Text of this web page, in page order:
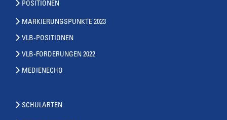
POSITIONEN
MARKIERUNGSPUNKTE 2023
VLB-POSITIONEN
VLB-FORDERUNGEN 2022
MEDIENECHO
SCHULARTEN